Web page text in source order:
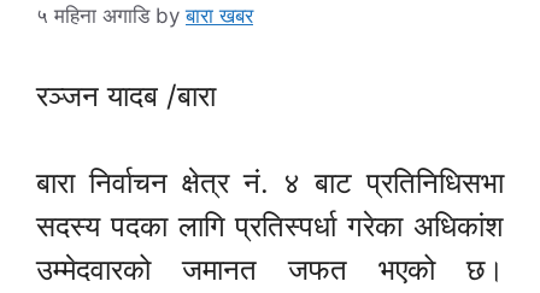
५ महिना अगाडि byबारा खबर
रञ्जन यादब /बारा
बारा निर्वाचन क्षेत्र नं. ४ बाट प्रतिनिधिसभा
सदस्य पदका लागि प्रतिस्पर्धा गरेका अधिकांश
उम्मेदवारको जमानत जफत भएको छ।